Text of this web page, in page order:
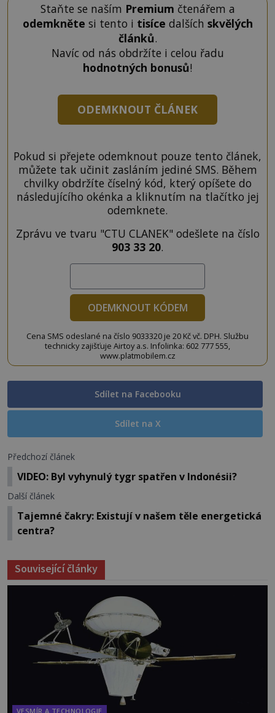
Staňte se naším Premium čtenářem a
odemkněte si tento i tisíce dalších skvělých
článků.
Navíc od nás obdržíte i celou řadu
hodnotných bonusů!
ODEMKNOUT ČLÁNEK
Pokud si přejete odemknout pouze tento článek,
můžete tak učinit zasláním jediné SMS. Během
chvilky obdržíte číselný kód, který opíšete do
následujícího okénka a kliknutím na tlačítko jej
odemknete.
Zprávu ve tvaru "CTU CLANEK" odešlete na číslo
903 33 20.
ODEMKNOUT KÓDEM
Cena SMS odeslané na číslo 9033320 je 20 Kč vč. DPH. Službu
technicky zajišťuje Airtoy a.s. Infolinka: 602 777 555,
www.platmobilem.cz
Sdílet na Facebooku
Sdílet na X
Předchozí článek
VIDEO: Byl vyhynulý tygr spatřen v Indonésii?
Další článek
Tajemné čakry: Existují v našem těle energetická
centra?
Související články
VESMÍR A TECHNOLOGIE